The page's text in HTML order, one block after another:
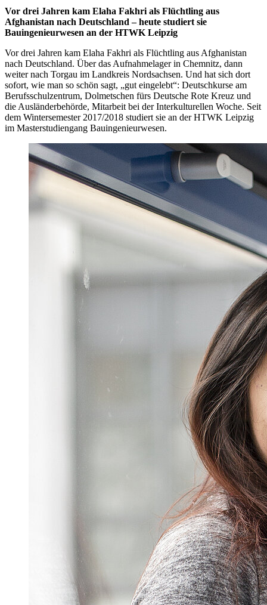
Vor drei Jahren kam Elaha Fakhri als Flüchtling aus
Afghanistan nach Deutschland – heute studiert sie
Bauingenieurwesen an der HTWK Leipzig
Vor drei Jahren kam Elaha Fakhri als Flüchtling aus Afghanistan
nach Deutschland. Über das Aufnahmelager in Chemnitz, dann
weiter nach Torgau im Landkreis Nordsachsen. Und hat sich dort
sofort, wie man so schön sagt, „gut eingelebt“: Deutschkurse am
Berufsschulzentrum, Dolmetschen fürs Deutsche Rote Kreuz und
die Ausländerbehörde, Mitarbeit bei der Interkulturellen Woche. Seit
dem Wintersemester 2017/2018 studiert sie an der HTWK Leipzig
im Masterstudiengang Bauingenieurwesen.